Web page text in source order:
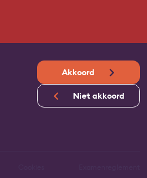
Akkoord
Niet akkoord